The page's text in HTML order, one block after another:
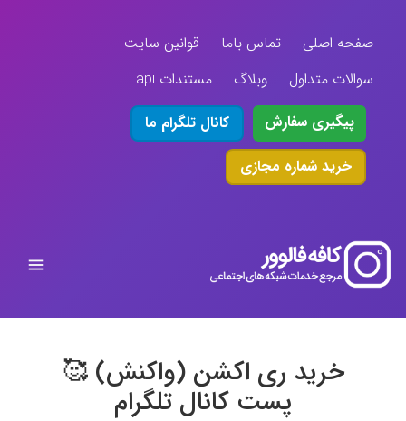
صفحه اصلی تماس باما
قوانین سایت
سوالات متداول
وبلاگ
مستندات api
پیگیری سفارش
کانال تلگرام ما
خرید شماره مجازی
خرید ری اکشن (واکنش) 🥰
پست کانال تلگرام